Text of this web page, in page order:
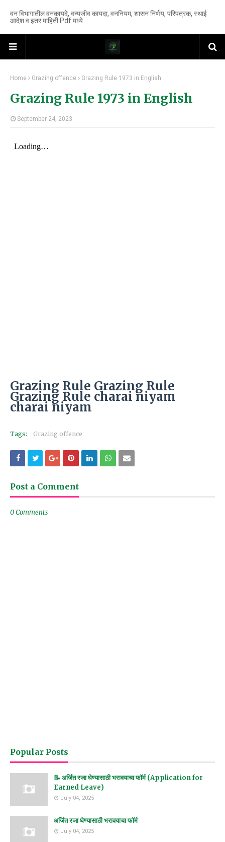
वन विभागातील वनकायदे, वन्यजीव कायदा, वननियम, शासन निर्णय, परिपत्रक, स्थाई
आदेश व इतर माहिती Pdf मध्ये
Home Grazing offence Grazing Rule 1973 in English
Grazing Rule 1973 in English
September 24, 2023
Grazing Rule Grazing Rule
Grazing Rule charai niyam
charai niyam
Tags: Grazing offence
Post a Comment
0 Comments
Popular Posts
📝 अर्जित रजा घेण्यासाठी भरावयाचा फॉर्म (Application for
Earned Leave)
July 04, 2025
अर्जित रजा घेण्यासाठी भरावयाचा फॉर्म
July 04, 2025